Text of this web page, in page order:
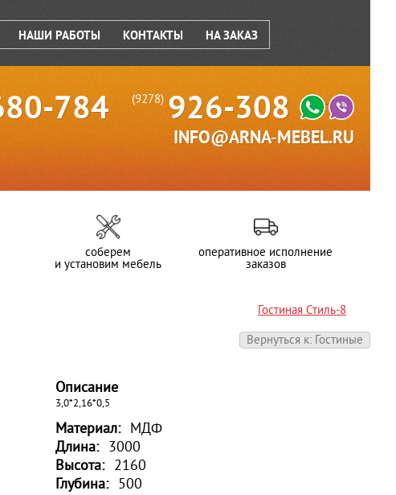
НАШИ РАБОТЫ КОНТАКТЫ НА ЗАКАЗ
784 (9278) 926-308
INFO@ARNA-MEBEL.RU
соберем
и установим мебель
оперативное исполнение
заказов
Гостиная Стиль-8
Вернуться к: Гостиные
Описание
3,0*2,16*0,5
Материал: МДФ
Длина: 3000
Высота: 2160
Глубина: 500